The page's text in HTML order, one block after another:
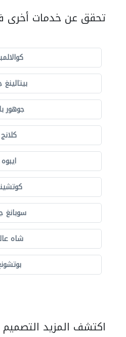
تحقق عن خدمات أخرى
بيتالينغ
جوهور
كلانج
ايبوه
سوبانغ
شاه
اكتشف المزيد التصميم